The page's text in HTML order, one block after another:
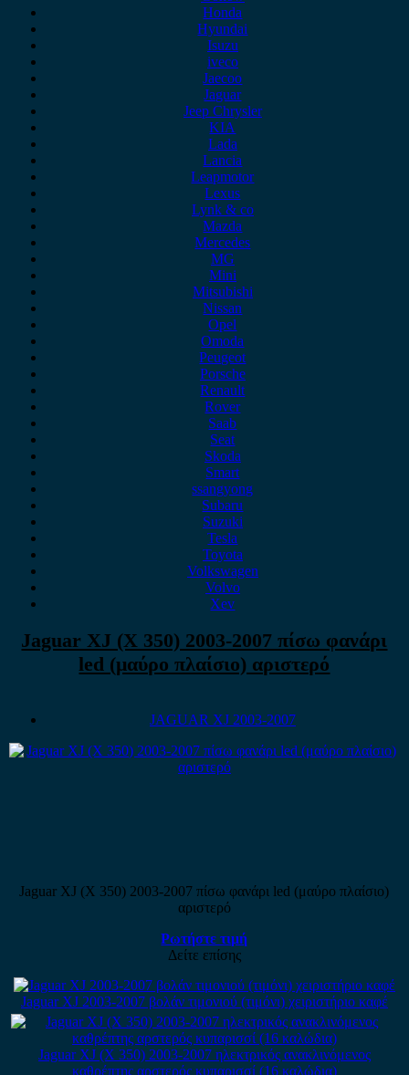
Honda
Hyundai
Isuzu
iveco
Jaecoo
Jaguar
Jeep Chrysler
KIA
Lada
Lancia
Leapmotor
Lexus
Lynk & co
Mazda
Mercedes
MG
Mini
Mitsubishi
Nissan
Opel
Omoda
Peugeot
Porsche
Renault
Rover
Saab
Seat
Skoda
Smart
ssangyong
Subaru
Suzuki
Tesla
Toyota
Volkswagen
Volvo
Xev
Jaguar XJ (X 350) 2003-2007 πίσω φανάρι
led (μαύρο πλαίσιο) αριστερό
JAGUAR XJ 2003-2007
Jaguar XJ (X 350) 2003-2007 πίσω φανάρι led (μαύρο πλαίσιο)
αριστερό
Ρωτήστε τιμή
Δείτε επίσης
Jaguar XJ 2003-2007 βολάν τιμονιού (τιμόνι) χειριστήριο καφέ
Jaguar XJ (X 350) 2003-2007 ηλεκτρικός ανακλινόμενος
καθρέπτης αρστερός κυπαρισσί (16 καλώδια)